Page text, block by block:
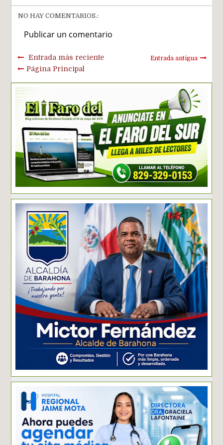
NO HAY COMENTARIOS.:
Publicar un comentario
Entrada más reciente Entrada antigua
Página Principal